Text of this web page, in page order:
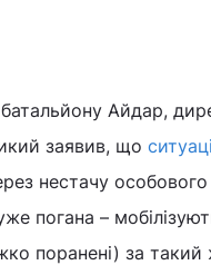
Айдар,
заявив, що
нестачу особового
погана –
поранені) за такий